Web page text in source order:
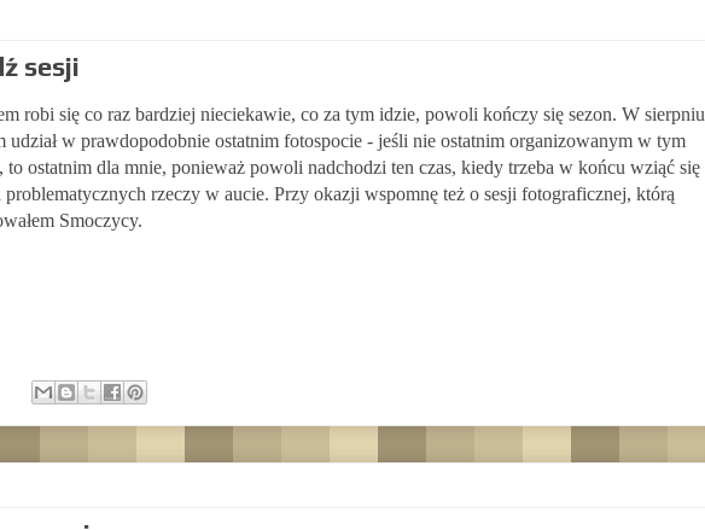
sesji
robi się co raz bardziej nieciekawie, co za tym idzie, powoli kończy się sezon. W sierpniu
udział w prawdopodobnie ostatnim fotospocie - jeśli nie ostatnim organizowanym w tym
to ostatnim dla mnie, ponieważ powoli nadchodzi ten czas, kiedy trzeba w końcu wziąć się
problematycznych rzeczy w aucie. Przy okazji wspomnę też o sesji fotograficznej, którą
Smoczycy.